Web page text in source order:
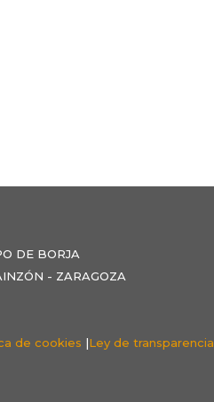
DE BORJA
- ZARAGOZA
de cookies |Ley de transparencia